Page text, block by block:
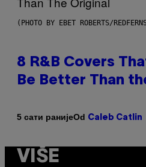
(PHOTO BY EBET ROBERTS/
8 R&B Covers
Be Better Than
5 сати ранијеOd Caleb Catlin
VIŠE